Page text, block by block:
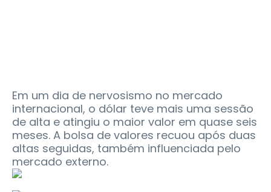
Em um dia de nervosismo no mercado
internacional, o dólar teve mais uma sessão
de alta e atingiu o maior valor em quase seis
meses. A bolsa de valores recuou após duas
altas seguidas, também influenciada pelo
mercado externo.